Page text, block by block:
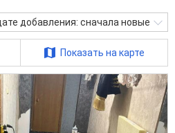
добавления: сначала новые
Показать на карте